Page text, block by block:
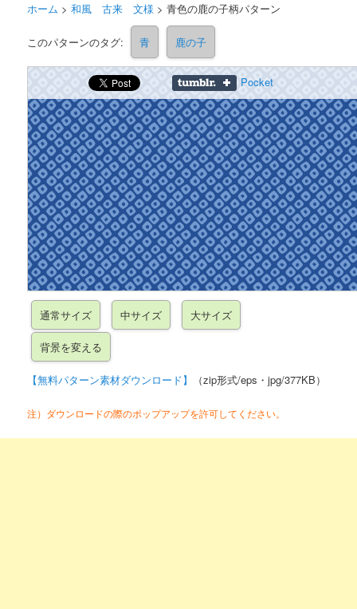
ホーム >和風 古来 文様 >青色の鹿の子柄パターン
このパターンのタグ: 青 鹿の子
Pocket
【無料パターン素材ダウンロード】 （zip形式/eps・jpg/377KB）
注）ダウンロードの際のポップアップを許可してください。